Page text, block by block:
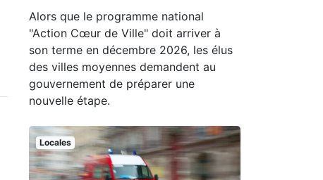
Alors que le programme national
"Action Cœur de Ville" doit arriver à
son terme en décembre 2026, les élus
des villes moyennes demandent au
gouvernement de préparer une
nouvelle étape.
Locales